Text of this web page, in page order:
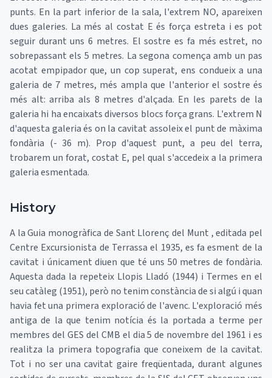
punts. En la part inferior de la sala, l'extrem NO, apareixen
dues galeries. La més al costat E és força estreta i es pot
seguir durant uns 6 metres. El sostre es fa més estret, no
sobrepassant els 5 metres. La segona comença amb un pas
acotat empipador que, un cop superat, ens condueix a una
galeria de 7 metres, més ampla que l'anterior el sostre és
més alt: arriba als 8 metres d'alçada. En les parets de la
galeria hi ha encaixats diversos blocs força grans. L'extrem N
d'aquesta galeria és on la cavitat assoleix el punt de màxima
fondària (- 36 m). Prop d'aquest punt, a peu del terra,
trobarem un forat, costat E, pel qual s'accedeix a la primera
galeria esmentada.
History
A la Guia monogràfica de Sant Llorenç del Munt , editada pel
Centre Excursionista de Terrassa el 1935, es fa esment de la
cavitat i únicament diuen que té uns 50 metres de fondària.
Aquesta dada la repeteix Llopis Lladó (1944) i Termes en el
seu catàleg (1951), però no tenim constància de si algú i quan
havia fet una primera exploració de l'avenc. L'exploració més
antiga de la que tenim notícia és la portada a terme per
membres del GES del CMB el dia 5 de novembre del 1961 i es
realitza la primera topografia que coneixem de la cavitat.
Tot i no ser una cavitat gaire freqüentada, durant algunes